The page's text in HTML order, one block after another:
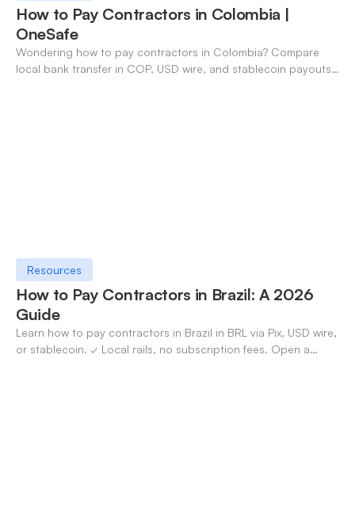
How to Pay Contractors in Colombia |
OneSafe
Wondering how to pay contractors in Colombia? Compare
local bank transfer in COP, USD wire, and stablecoin payouts.
Resources
How to Pay Contractors in Brazil: A 2026
Guide
Learn how to pay contractors in Brazil in BRL via Pix, USD wire,
or stablecoin. ✓ Local rails, no subscription fees. Open a